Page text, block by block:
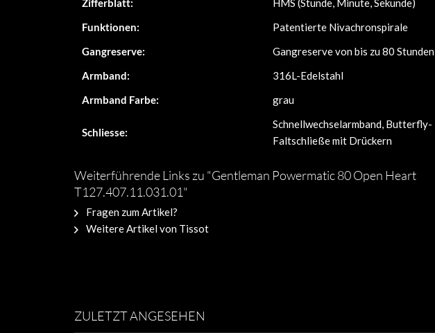
Zifferblatt:
HMS (Stunde, Minute, Sekunde)
Funktionen:
Patentierte Nivachronspirale
Gangreserve:
Gangreserve von bis zu 80 Stunden
Armband:
316L-Edelstahl
Armband Farbe:
grau
Schliesse:
Schnellwechselarmband, Butterfly-
Faltschließe mit Drückern
Weiterführende Links zu "Gentleman Powermatic 80 Open Heart
T127.407.11.031.01"
Fragen zum Artikel?
Weitere Artikel von Tissot
ZULETZT ANGESEHEN